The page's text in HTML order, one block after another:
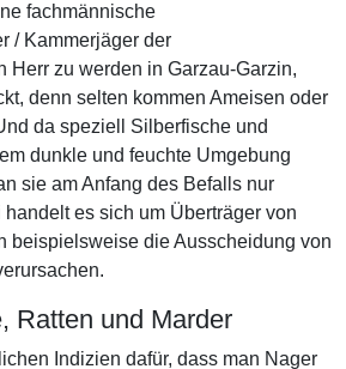
fachmännische
/ Kammerjäger der
Herr zu werden in Garzau-Garzin,
denn selten kommen Ameisen oder
da speziell Silberfische und
dunkle und feuchte Umgebung
sie am Anfang des Befalls nur
es sich um Überträger von
beispielsweise die Ausscheidung von
Ratten und Marder
Indizien dafür, dass man Nager